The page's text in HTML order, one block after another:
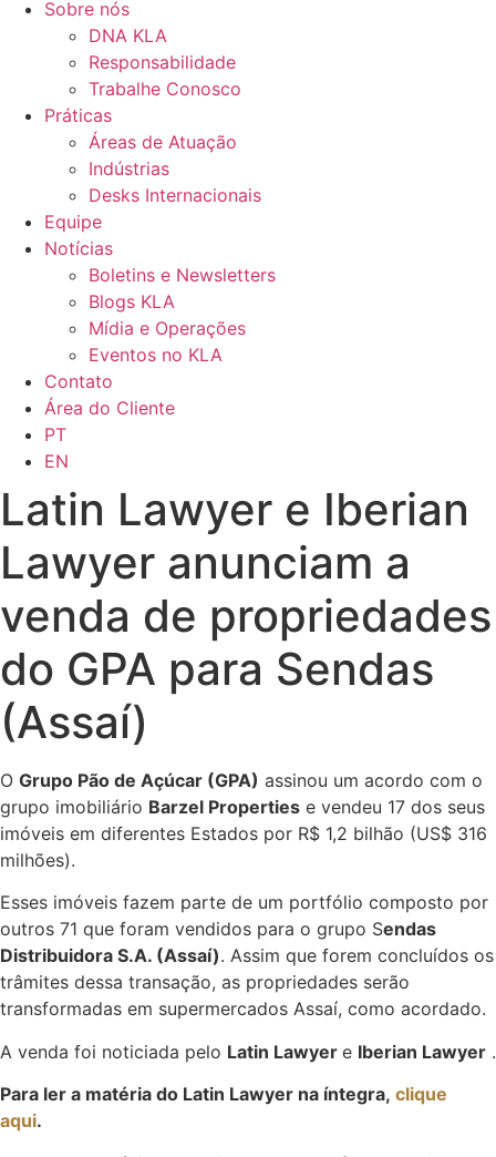
Sobre nós
DNA KLA
Responsabilidade
Trabalhe Conosco
Práticas
Áreas de Atuação
Indústrias
Desks Internacionais
Equipe
Notícias
Boletins e Newsletters
Blogs KLA
Mídia e Operações
Eventos no KLA
Contato
Área do Cliente
PT
EN
Latin Lawyer e Iberian
Lawyer anunciam a
venda de propriedades
do GPA para Sendas
(Assaí)
O Grupo Pão de Açúcar (GPA) assinou um acordo com o
grupo imobiliário Barzel Properties e vendeu 17 dos seus
imóveis em diferentes Estados por R$ 1,2 bilhão (US$ 316
milhões).
Esses imóveis fazem parte de um portfólio composto por
outros 71 que foram vendidos para o grupo Sendas
Distribuidora S.A. (Assaí). Assim que forem concluídos os
trâmites dessa transação, as propriedades serão
transformadas em supermercados Assaí, como acordado.
A venda foi noticiada pelo Latin Lawyer e Iberian Lawyer .
Para ler a matéria do Latin Lawyer na íntegra, clique
aqui.